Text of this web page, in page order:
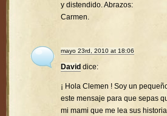
y distendido. Abrazos:
Carmen.
mayo 23rd, 2010 at 18:06
David dice:
¡ Hola Clemen ! Soy un
este mensaje para que sepas
mi mami que me lea sus